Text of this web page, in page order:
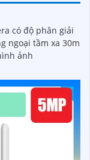
có độ phân giải
ngoại tầm xa 30m
ảnh